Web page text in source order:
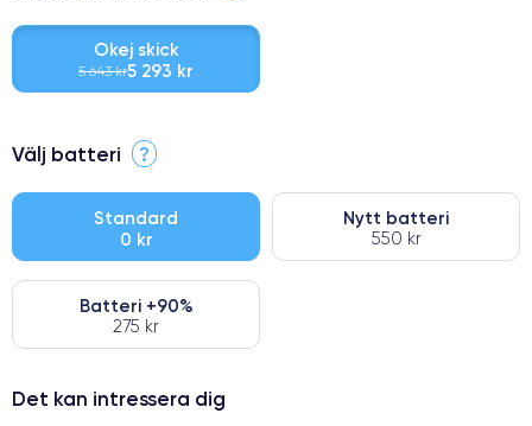
Okej skick
5 643 kr5 293 kr
⭐ Premium
● Oklanderlig kvalitetsskärm
● Endast 5% av våra telefoner har premiumklassning
Välj batteri ?
Standard
0 kr
Nytt batteri
550 kr
Batteri +90%
275 kr
Det kan intressera dig